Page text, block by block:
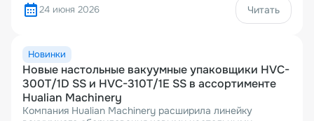
24 июня 2026 Читать
Новинки
Новые настольные вакуумные упаковщики HVC-
300T/1D SS и HVC-310T/1E SS в ассортименте
Hualian Machinery
Компания Hualian Machinery расширила линейку